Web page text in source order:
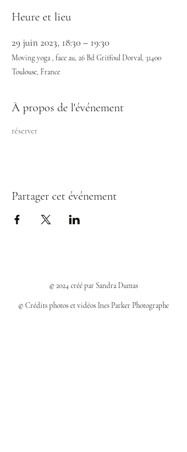
Heure et lieu
29 juin 2023, 18:30 – 19:30
Moving yoga , face au, 26 Bd Griffoul Dorval, 31400
Toulouse, France
À propos de l'événement
réserver
Partager cet événement
© 2024 créé par Sandra Dumas
© Crédits photos et vidéos Ines Parker Photographe